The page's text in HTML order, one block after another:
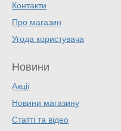
Контакти
Про магазин
Угода користувача
Новини
Акції
Новини магазину
Статті та відео